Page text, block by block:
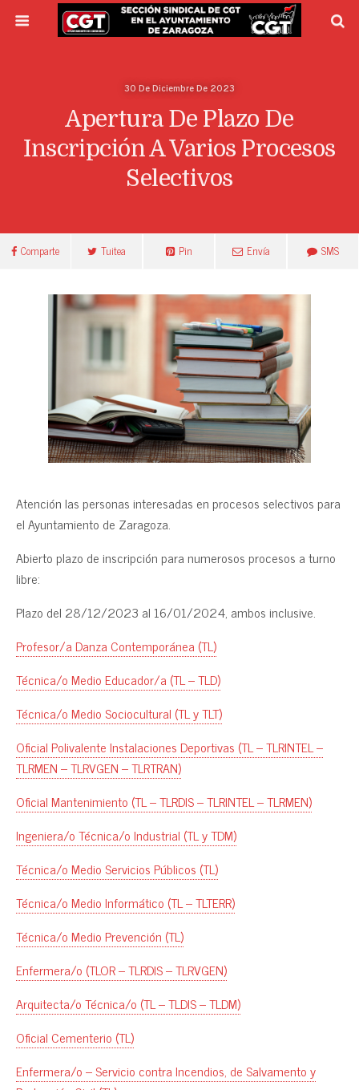
30 De Diciembre De 2023
Apertura De Plazo De
Inscripción A Varios Procesos
Selectivos
Comparte Tuitea Pin Envía SMS
Atención las personas interesadas en procesos selectivos para
el Ayuntamiento de Zaragoza.
Abierto plazo de inscripción para numerosos procesos a turno
libre:
Plazo del 28/12/2023 al 16/01/2024, ambos inclusive.
Profesor/a Danza Contemporánea (TL)
Técnica/o Medio Educador/a (TL – TLD)
Técnica/o Medio Sociocultural (TL y TLT)
Oficial Polivalente Instalaciones Deportivas (TL – TLRINTEL –
TLRMEN – TLRVGEN – TLRTRAN)
Oficial Mantenimiento (TL – TLRDIS – TLRINTEL – TLRMEN)
Ingeniera/o Técnica/o Industrial (TL y TDM)
Técnica/o Medio Servicios Públicos (TL)
Técnica/o Medio Informático (TL – TLTERR)
Técnica/o Medio Prevención (TL)
Enfermera/o (TLOR – TLRDIS – TLRVGEN)
Arquitecta/o Técnica/o (TL – TLDIS – TLDM)
Oficial Cementerio (TL)
Enfermera/o – Servicio contra Incendios, de Salvamento y